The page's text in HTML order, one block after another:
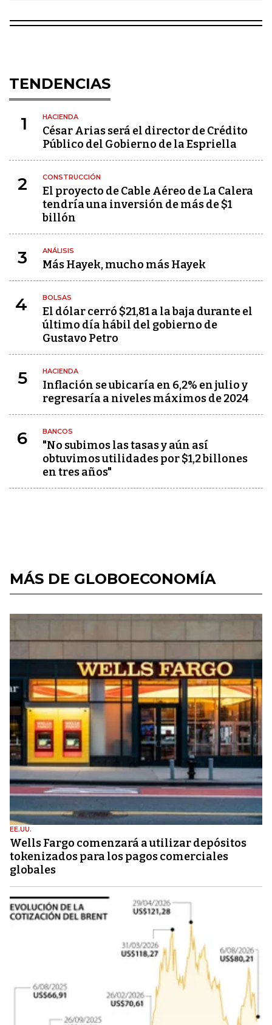
TENDENCIAS
1 HACIENDA
César Arias será el director de Crédito
Público del Gobierno de la Espriella
2 CONSTRUCCIÓN
El proyecto de Cable Aéreo de La Calera
tendría una inversión de más de $1
billón
3 ANÁLISIS
Más Hayek, mucho más Hayek
4 BOLSAS
El dólar cerró $21,81 a la baja durante el
último día hábil del gobierno de
Gustavo Petro
5 HACIENDA
Inflación se ubicaría en 6,2% en julio y
regresaría a niveles máximos de 2024
6 BANCOS
"No subimos las tasas y aún así
obtuvimos utilidades por $1,2 billones
en tres años"
MÁS DE GLOBOECONOMÍA
EE.UU.
Wells Fargo comenzará a utilizar depósitos
tokenizados para los pagos comerciales
globales